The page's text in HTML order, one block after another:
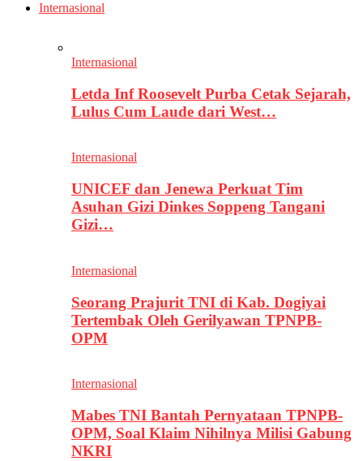
Internasional
Internasional
Letda Inf Roosevelt Purba Cetak Sejarah,
Lulus Cum Laude dari West…
Internasional
UNICEF dan Jenewa Perkuat Tim
Asuhan Gizi Dinkes Soppeng Tangani
Gizi…
Internasional
Seorang Prajurit TNI di Kab. Dogiyai
Tertembak Oleh Gerilyawan TPNPB-
OPM
Internasional
Mabes TNI Bantah Pernyataan TPNPB-
OPM, Soal Klaim Nihilnya Milisi Gabung
NKRI